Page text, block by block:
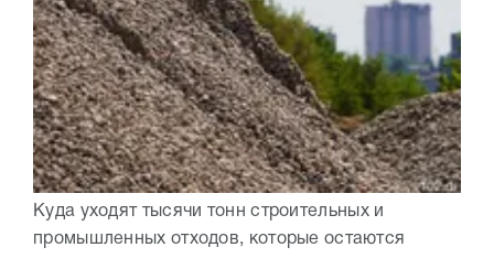
Куда уходят тысячи тонн строительных и
промышленных отходов, которые остаются